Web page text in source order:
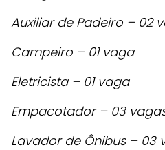
Auxiliar de Padeiro – 02
Campeiro – 01 vaga
Eletricista – 01 vaga
Empacotador – 03
Lavador de Ônibus – 03